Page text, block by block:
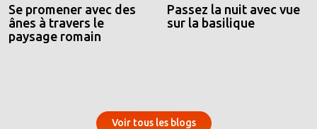
Se promener avec des
ânes à travers le
paysage romain
Passez la nuit avec vue
sur la basilique
Voir tous les blogs